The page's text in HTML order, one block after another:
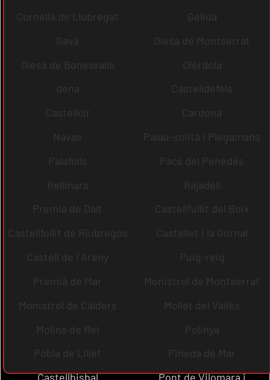
Cornellà de Llobregat
Gelida
Gavà
Olesa de Montserrat
Olesa de Bonesvalls
Olèrdola
dena
Castelldefels
Castellcir
Cardona
Navas
Palau-solità i Plegamans
Palafolls
Pacs del Penedès
Rellinars
Rajadell
Premià de Dalt
Castellfullit del Boix
Castellfollit de Riubregós
Castellet i la Gornal
Castell de l´Areny
Puig-reig
Premià de Mar
Monistrol de Montserrat
Monistrol de Calders
Mollet del Vallès
Molins de Rei
Polinyà
Pobla de Lillet
Pineda de Mar
Castellbisbal
Pont de Vilomara i